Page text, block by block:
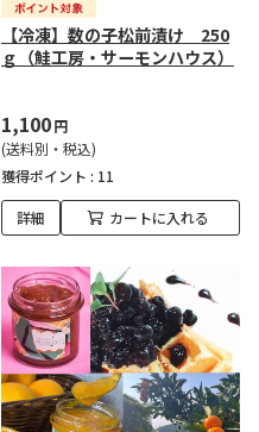
【冷凍】数の子松前漬け 250
ｇ（鮭工房・サーモンハウス）
1,100円
(送料別・税込)
獲得ポイント : 11
詳細 カートに入れる